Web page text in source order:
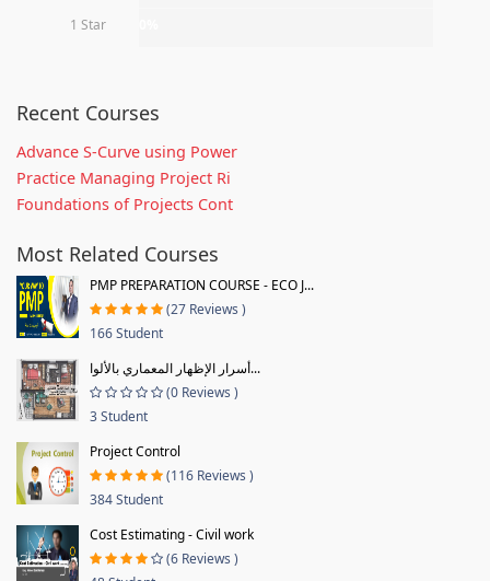
1 Star
Recent Courses
Advance S-Curve using Power
Practice Managing Project Ri
Foundations of Projects Cont
Most Related Courses
PMP PREPARATION COURSE - ECO J...
(27 Reviews )
166 Student
أسرار الإظهار المعماري بالألوا...
(0 Reviews )
3 Student
Project Control
(116 Reviews )
384 Student
Cost Estimating - Civil work
(6 Reviews )